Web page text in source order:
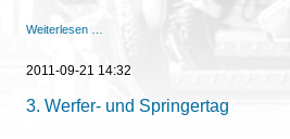
Weiterlesen …
und
2011-09-21 14:32
3. Werfer- und Springertag